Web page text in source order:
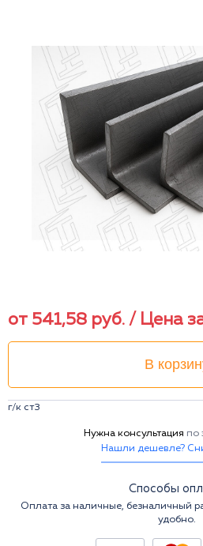
от 541,58 руб. / Цена
В
г/к ст3
Нужна консультация по
Нашли дешевле?
Способы
Оплата за наличные, безналичный
удобно.